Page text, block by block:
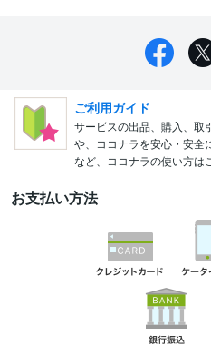
ご利用ガイド
サービスの出品、購入、取
や、ココナラを安心・安全
など、ココナラの使い方は
お支払い方法